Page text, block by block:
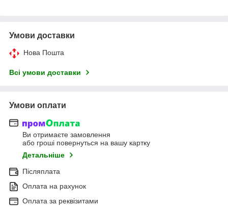
Умови доставки
Нова Пошта
Всі умови доставки
Умови оплати
Ви отримаєте замовлення
або гроші повернуться на вашу картку
Детальніше
Післяплата
Оплата на рахунок
Оплата за реквізитами